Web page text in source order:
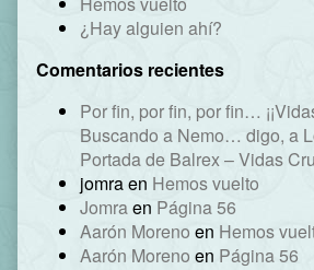
¿Hay alguien ahí?
Comentarios recientes
Por fin, por fin, por fin…
Buscando a Nemo… digo, a
Portada de Balrex – Vidas
jomraen Hemos vuelto
Jomraen Página 56
Aarón Moreno en Hemos
Aarón Moreno en Página 56